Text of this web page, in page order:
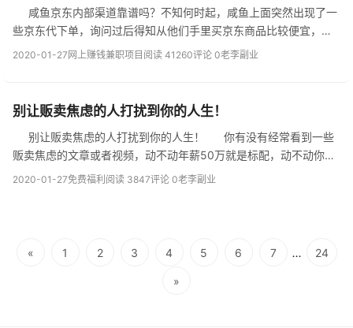
咸鱼京东内部渠道靠谱吗？不知何时起，咸鱼上面突然出现了一
些京东代下单，询问过后得知从他们手里买京东商品比较便宜，并
且还是京东直发，那么咸鱼京东直发靠谱吗？在这里我劝大家千万
2020-01-27 网上赚钱兼职项目 阅读 41260评论 0老李副业
别让贩卖焦虑的人打扰到你的人生！
别让贩卖焦虑的人打扰到你的人生！ 你有没有经常看到一些
贩卖焦虑的文章或者视频，动不动年薪50万就是标配，动不动你的
同龄人正在抛弃你，很多人通过反复渲染一些极端案例，让本来打
2020-01-27免费福利 阅读 3847评论 0老李副业
« 1 2 3 4 5 6 7 ... 24
»